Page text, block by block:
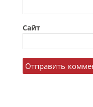
Сайт